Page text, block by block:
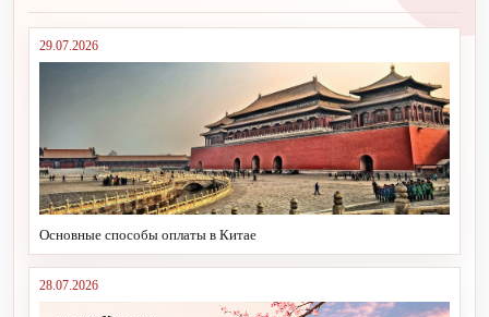
29.07.2026
Основные способы оплаты в Китае
28.07.2026